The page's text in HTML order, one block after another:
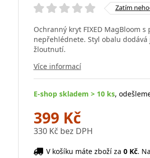
Zatím
Ochranný kryt FIXED MagBloom
nepřehlédnete. Styl obalu
žloutnutí.
Více informací
E-shop skladem > 10 ks,
399 Kč
330 Kč bez DPH
V košíku máte zboží za 0 Kč.